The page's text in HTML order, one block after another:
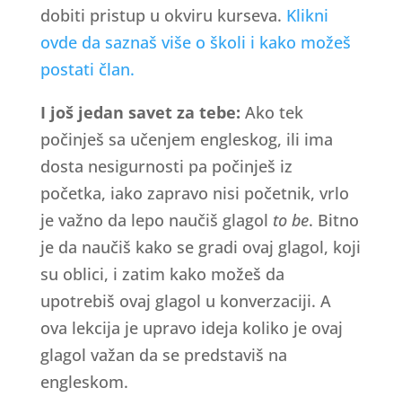
dobiti pristup u okviru kurseva. Klikni
ovde da saznaš više o školi i kako možeš
postati član.
I još jedan savet za tebe: Ako tek
počinješ sa učenjem engleskog, ili ima
dosta nesigurnosti pa počinješ iz
početka, iako zapravo nisi početnik, vrlo
je važno da lepo naučiš glagol to be. Bitno
je da naučiš kako se gradi ovaj glagol, koji
su oblici, i zatim kako možeš da
upotrebiš ovaj glagol u konverzaciji. A
ova lekcija je upravo ideja koliko je ovaj
glagol važan da se predstaviš na
engleskom.